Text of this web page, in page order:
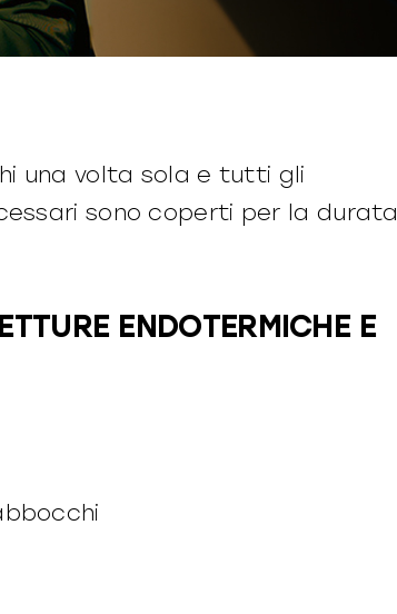
una volta sola e tutti gli
sono coperti per la durata
ENDOTERMICHE E